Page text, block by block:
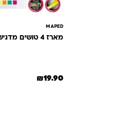
MAPED
מארז 4 טושים מדגישים NIGHTFALL
₪19.90